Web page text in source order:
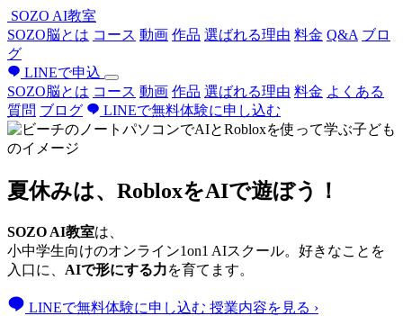
SOZO AI教室
SOZO脳とは コース 動画 作品 選ばれる理由 料金 Q&A ブロ
グ
LINEで申込
SOZO脳とは コース 動画 作品 選ばれる理由 料金 よくある
質問 ブログ LINEで無料体験に申し込む
夏休みは、 RobloxをAIで遊ぼう！
SOZO AI教室は、
小中学生向けのオンライン1on1 AIスクール。好きなことを
入口に、 AIで形にする力を育てます。
LINEで無料体験に申し込む 授業内容を見る ›